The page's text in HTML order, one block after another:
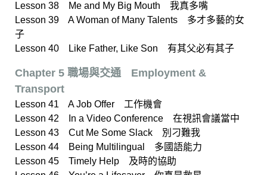
Lesson 38 Me and My Big Mouth 我真多嘴
Lesson 39 A Woman of Many Talents 多才多藝的女
子
Lesson 40 Like Father, Like Son 有其父必有其子
Chapter 5 職場與交通ﾠEmployment &
Transport
Lesson 41 A Job Offer 工作機會
Lesson 42 In a Video Conference 在視訊會議當中
Lesson 43 Cut Me Some Slack 別刁難我
Lesson 44 Being Multilingual 多國語能力
Lesson 45 Timely Help 及時的協助